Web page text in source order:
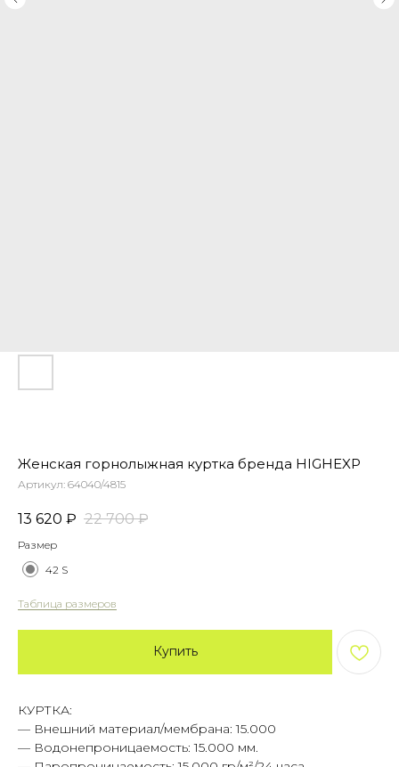
Женская горнолыжная куртка бренда HIGHEXP
Артикул: 64040/4815
13 620 ₽ 22 700 ₽
Размер
42 S
Таблица размеров
Купить
КУРТКА:
— Внешний материал/мембрана: 15.000
— Водонепроницаемость: 15.000 мм.